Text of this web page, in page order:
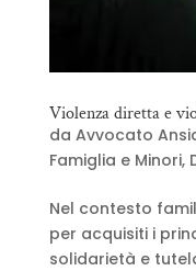
Violenza diretta e
da Avvocato
Famiglia e Minori,
Nel contesto
per acquisiti i
solidarietà e